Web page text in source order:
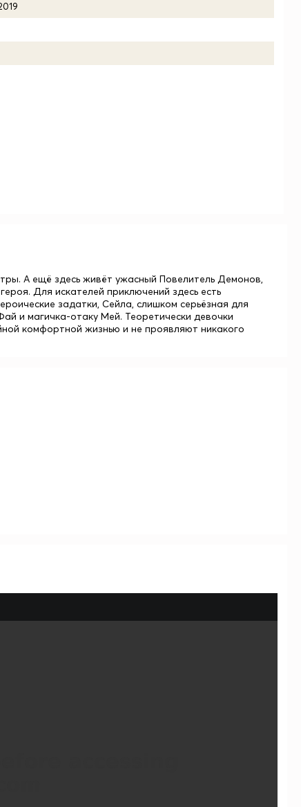
А ещё здесь живёт ужасный Повелитель Демонов,
Для искателей приключений здесь есть
задатки, Сейла, слишком серьёзная для
и магичка-отаку Мей. Теоретически девочки
комфортной жизнью и не проявляют никакого